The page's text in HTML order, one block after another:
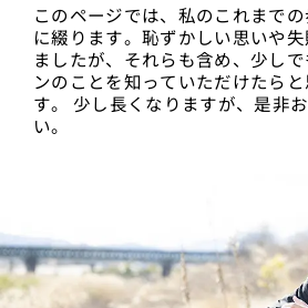
このページでは、私のこれまで
に綴ります。恥ずかしい思いや
ましたが、それらも含め、少し
ンのことを知っていただけたら
す。 少し長くなりますが、是非
い。